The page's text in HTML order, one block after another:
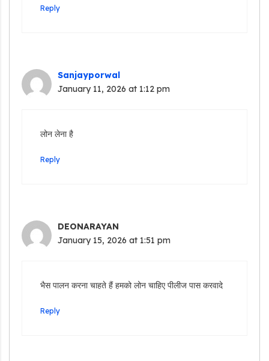
Reply
Sanjayporwal
January 11, 2026 at 1:12 pm
लोन लेना है
Reply
DEONARAYAN
January 15, 2026 at 1:51 pm
भैस पालन करना चाहते हैं हमको लोन चाहिए पीलीज पास करवादे
Reply